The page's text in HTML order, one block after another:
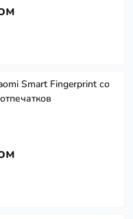
Smart Fingerprint со